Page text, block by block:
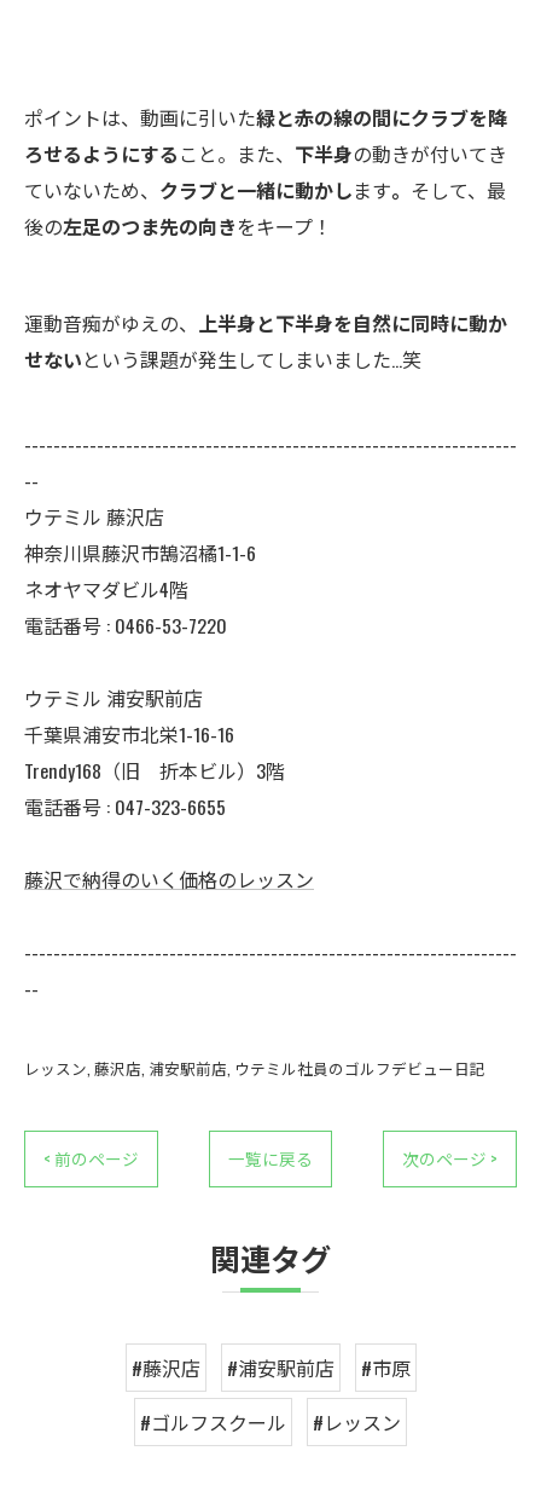
ポイントは、動画に引いた緑と赤の線の間にクラブを降
ろせるようにする こと。また、 下半身の動きが付いてき
ていないため、 クラブと一緒に動かします。 そして、最
後の左足のつま先の向きをキープ！
運動音痴がゆえの、 上半身と下半身を自然に同時に動か
せないという課題が発生してしまいました…笑
--------------------------------------------------------------------
--
ウテミル 藤沢店
神奈川県藤沢市鵠沼橘1-1-6
ネオヤマダビル4階
電話番号 : 0466-53-7220
ウテミル 浦安駅前店
千葉県浦安市北栄1-16-16
Trendy168（旧 折本ビル）3階
電話番号 : 047-323-6655
藤沢で納得のいく価格のレッスン
--------------------------------------------------------------------
--
レッスン 藤沢店 浦安駅前店 ウテミル社員のゴルフデビュー日記
< 前のページ 一覧に戻る 次のページ >
関連タグ
#藤沢店 #浦安駅前店
#市原
#ゴルフスクール
#レッスン